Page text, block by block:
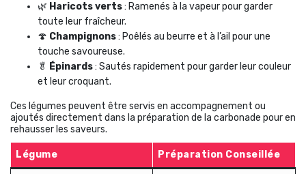
🌿 Haricots verts: Ramenés à la vapeur pour garder
toute leur fraîcheur.
🍄 Champignons: Poêlés au beurre et à l’ail pour une
touche savoureuse.
🥬 Épinards: Sautés rapidement pour garder leur couleur
et leur croquant.
Ces légumes peuvent être servis en accompagnement ou
ajoutés directement dans la préparation de la carbonade pour en
rehausser les saveurs.
Légume Préparation Conseillée